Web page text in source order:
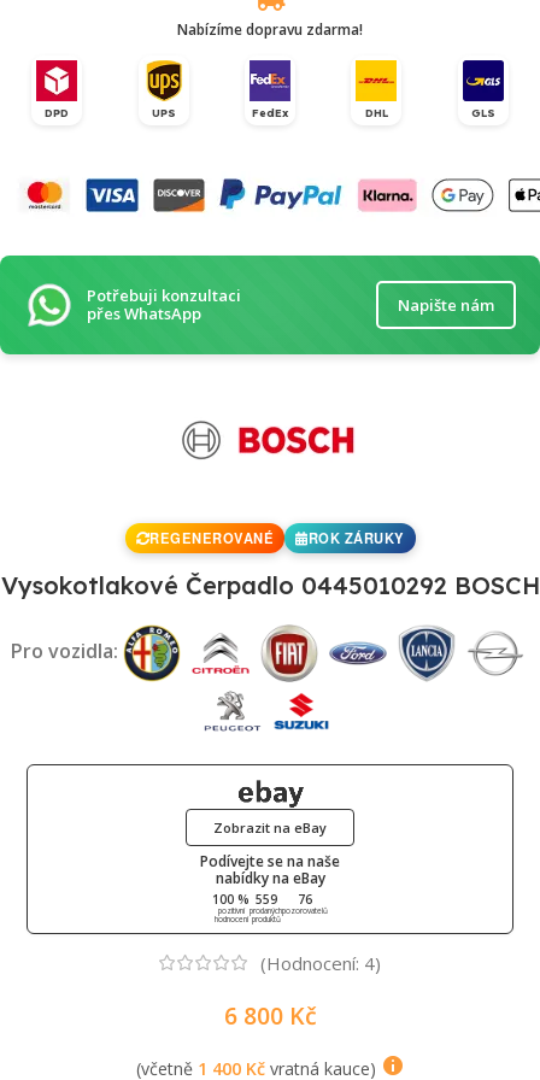
Nabízíme dopravu zdarma!
DPD UPS FedEx DHL GLS
Potřebuji konzultaci
přes WhatsApp
Napište nám
REGENEROVANÉ ROK ZÁRUKY
Vysokotlakové Čerpadlo 0445010292 BOSCH
Pro vozidla:
Podívejte se na naše
nabídky na eBay
100 %
pozitivní
hodnocení
559
prodaných
produktů
76
pozorovatelů
Zobrazit na eBay
(Hodnocení: 4)
6 800 Kč
(včetně 1 400 Kčvratná kauce)